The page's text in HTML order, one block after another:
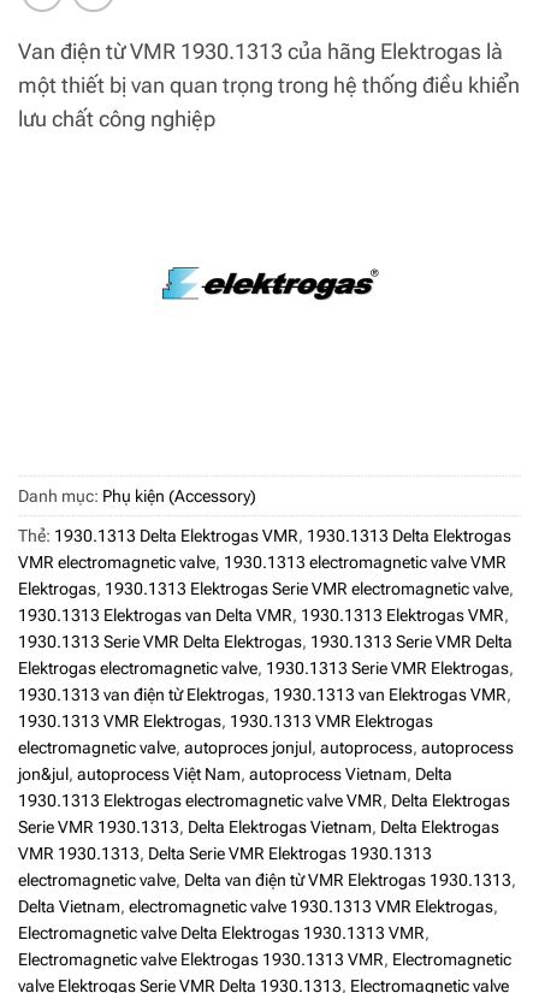
Van điện từ VMR 1930.1313 của hãng Elektrogas là
một thiết bị van quan trọng trong hệ thống điều khiển
lưu chất công nghiệp
Danh mục: Phụ kiện (Accessory)
Thẻ: 1930.1313 Delta Elektrogas VMR, 1930.1313 Delta Elektrogas
VMR electromagnetic valve, 1930.1313 electromagnetic valve VMR
Elektrogas, 1930.1313 Elektrogas Serie VMR electromagnetic valve,
1930.1313 Elektrogas van Delta VMR, 1930.1313 Elektrogas VMR,
1930.1313 Serie VMR Delta Elektrogas, 1930.1313 Serie VMR Delta
Elektrogas electromagnetic valve, 1930.1313 Serie VMR Elektrogas,
1930.1313 van điện từ Elektrogas, 1930.1313 van Elektrogas VMR,
1930.1313 VMR Elektrogas, 1930.1313 VMR Elektrogas
electromagnetic valve, autoproces jonjul, autoprocess, autoprocess
jon&jul, autoprocess Việt Nam, autoprocess Vietnam, Delta
1930.1313 Elektrogas electromagnetic valve VMR, Delta Elektrogas
Serie VMR 1930.1313, Delta Elektrogas Vietnam, Delta Elektrogas
VMR 1930.1313, Delta Serie VMR Elektrogas 1930.1313
electromagnetic valve, Delta van điện từ VMR Elektrogas 1930.1313,
Delta Vietnam, electromagnetic valve 1930.1313 VMR Elektrogas,
Electromagnetic valve Delta Elektrogas 1930.1313 VMR,
Electromagnetic valve Elektrogas 1930.1313 VMR, Electromagnetic
valve Elektrogas Serie VMR Delta 1930.1313, Electromagnetic valve